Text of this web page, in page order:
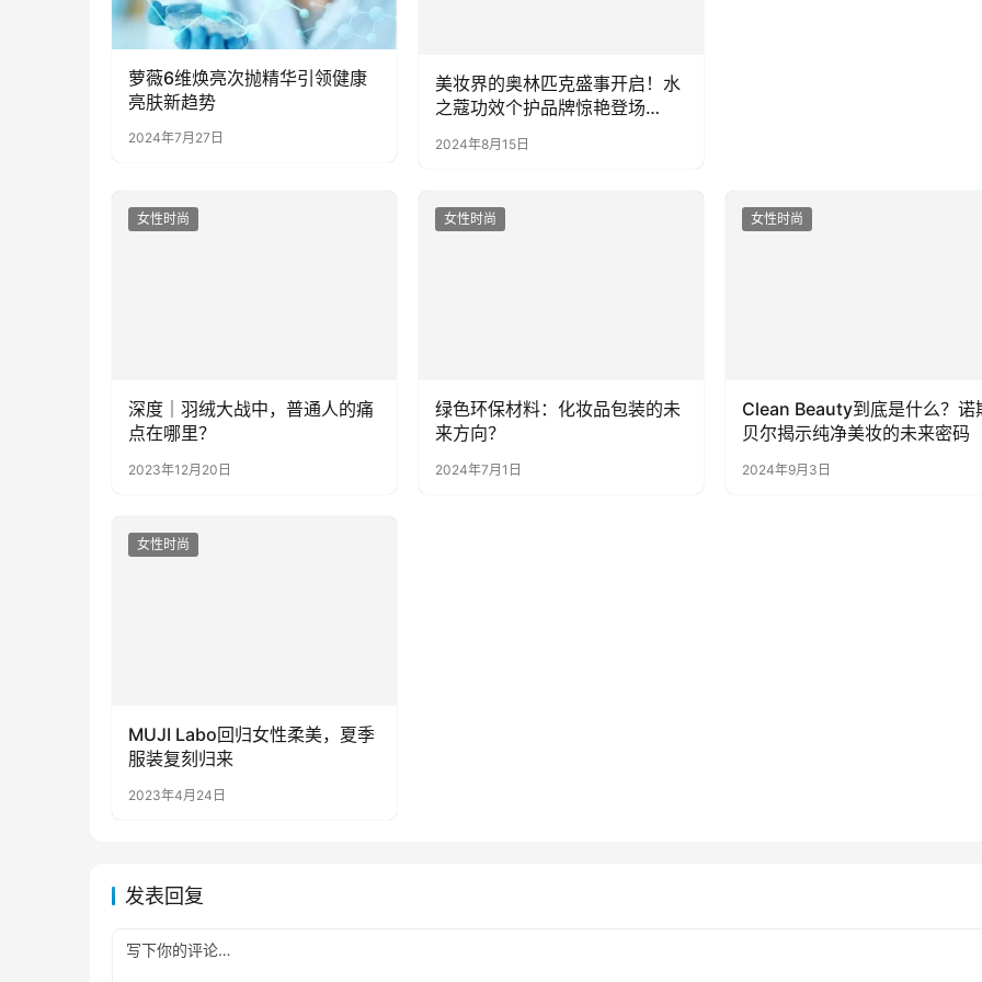
萝薇6维焕亮次抛精华引领健康
亮肤新趋势
2024年7月27日
之蔻功效个护品牌惊艳登场
2024仪美尚美妆展
女性时尚
点在哪里？
2023年12月20日
女性时尚
来方向？
2024年7月1日
女性时尚
Clean Beauty到底是什么？诺
贝尔揭示纯净美妆的未来密码
2024年9月3日
女性时尚
MUJI Labo回归女性柔美，夏季
服装复刻归来
2023年4月24日
发表回复